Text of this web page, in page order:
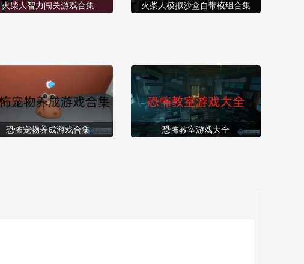
火柴人智力闯关游戏合集 火柴人模拟沙盒自带模组合集
恐怖宠物养成游戏合集 恐怖教室游戏大全